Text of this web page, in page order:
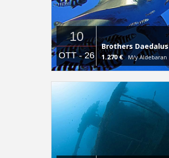
10
OTT - 26
Brothers Daedalus
1.270 € M/y Aldebaran